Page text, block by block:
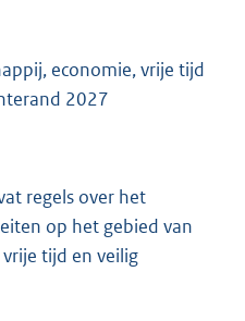
economie, vrije tijd
2027
regels over het
op het gebied van
tijd en veilig